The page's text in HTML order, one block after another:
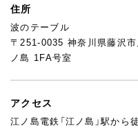
住所
波のテーブル
〒251-0035 神奈川県藤沢
ノ島 1FA号室
アクセス
江ノ島電鉄「江ノ島」駅から